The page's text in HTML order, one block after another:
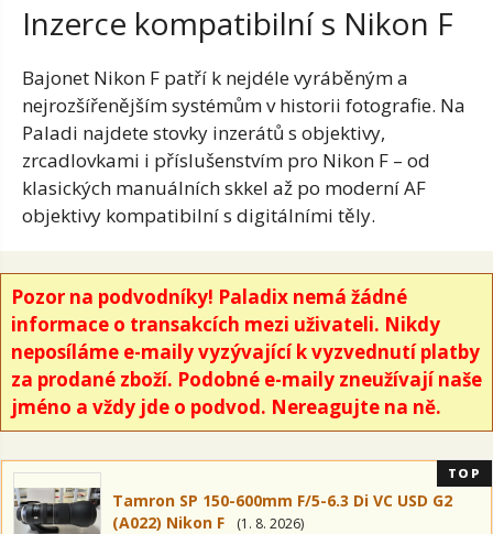
Inzerce kompatibilní s Nikon F
Bajonet Nikon F patří k nejdéle vyráběným a
nejrozšířenějším systémům v historii fotografie. Na
Paladi najdetestovky inzerátů s objektivy,
zrcadlovkami i příslušenstvím pro Nikon F – od
klasických manuálních skkel až po moderní AF
objektivy kompatibilní s digitálními těly.
Pozor na podvodníky! Paladix nemá žádné
informace o transakcích mezi uživateli. Nikdy
neposíláme e-maily vyzývající k vyzvednutí platby
za prodané zboží. Podobné e-maily zneužívají naše
jméno a vždy jde o podvod. Nereagujte na ně.
Tamron SP 150-600mm F/5-6.3 Di VC USD G2
(A022) Nikon F
(1. 8. 2026)
TOP